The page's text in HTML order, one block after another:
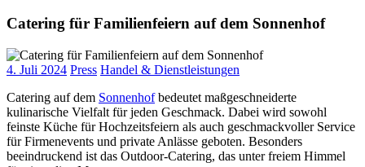
Catering für Familienfeiern auf dem Sonnenhof
4. Juli 2024 Press Handel & Dienstleistungen
Catering auf dem Sonnenhofbedeutet maßgeschneiderte
kulinarische Vielfalt für jeden Geschmack. Dabei wird sowohl
feinste Küche für Hochzeitsfeiern als auch geschmackvoller Service
für Firmenevents und private Anlässe geboten. Besonders
beeindruckend ist das Outdoor-Catering, das unter freiem Himmel